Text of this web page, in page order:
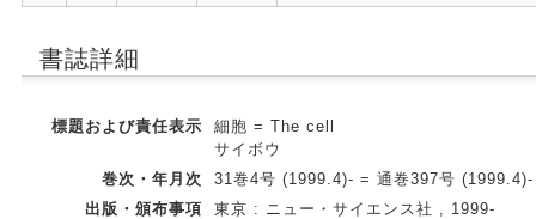
書誌詳細
標題および責任表示
細胞 = The cell
サイボウ
巻次・年月次
31巻4号 (1999.4)- = 通巻397号 (1999.4)-
出版・頒布事項
東京 : ニュー・サイエンス社 , 1999-